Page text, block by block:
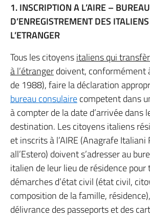
1. INSCRIPTION A L’AIRE – BUREAU
D’ENREGISTREMENT DES
L’ETRANGER
Tous les citoyensitaliens qui
à l’étrangerdoivent, conformément
de 1988), faire la déclaration
bureau consulairecompetent dans
à compter de la date d’arrivée dans
destination. Les citoyens italiens
et inscrits à l’AIRE (Anagrafe Italiani
all’Estero) doivent s’adresser au
italien de leur lieu de résidence pour
démarches d’état civil (état civil,
composition de la famille,
délivrance des passeports et des